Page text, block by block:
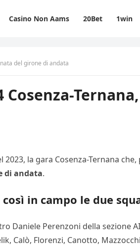
Casino Non Aams 20Bet 1win
del girone di andata
la gara Cosenza-Ternana
di andata.
così in campo le due
Daniele Perenzoni della sezione
Calò, Florenzi, Canotto,